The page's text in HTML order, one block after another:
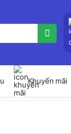
Khuyến mãi